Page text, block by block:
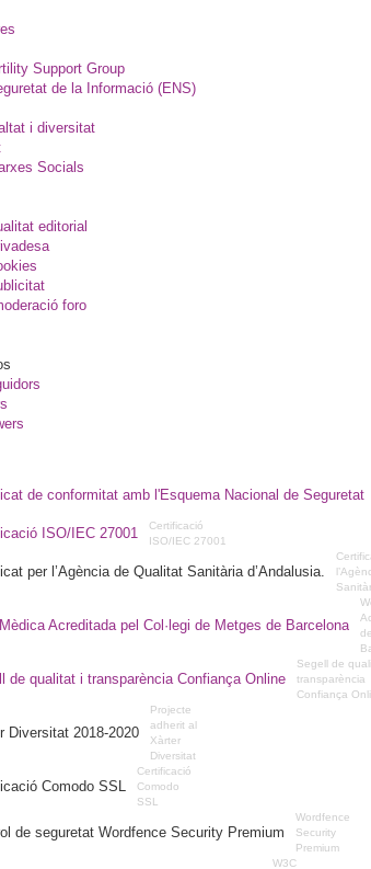
Support Group
de la Informació (ENS)
i diversitat
Socials
editorial
foro
Certificació
ISO/IEC 27001
Segell de
transparència
Confiança
Projecte
adherit al
Xàrter
Diversitat
Certificació
Comodo
SSL
Wordfence
Security
Premium
W3C